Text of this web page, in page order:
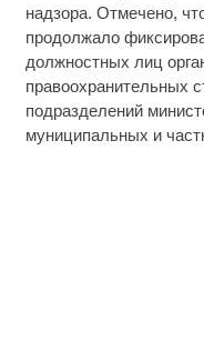
надзора. Отмечено,
продолжало
должностных лиц
правоохранительных
подразделений
муниципальных и